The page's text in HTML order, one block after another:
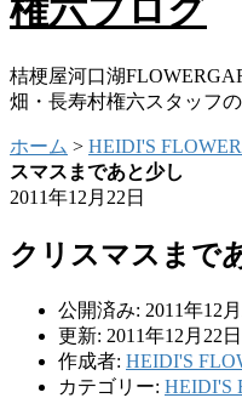
権六ブログ
桔梗屋河口湖
畑・長寿村権六スタッフの
ホーム > HEIDI'S
スマスまであと少し
2011年12月22日
クリスマスまで
公開済み: 2011年12月
更新: 2011年12月22日
作成者: HEIDI'S
カテゴリー: HEIDI'S